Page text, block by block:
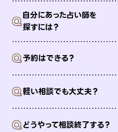
Q自分にあった占い師を
探すには？
Q予約はできる？
Q軽い相談でも大丈夫？
Qどうやって相談終了する？